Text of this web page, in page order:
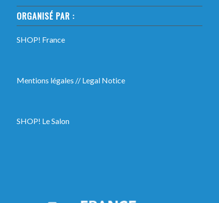
ORGANISÉ PAR :
SHOP! France
Mentions légales // Legal Notice
SHOP! Le Salon